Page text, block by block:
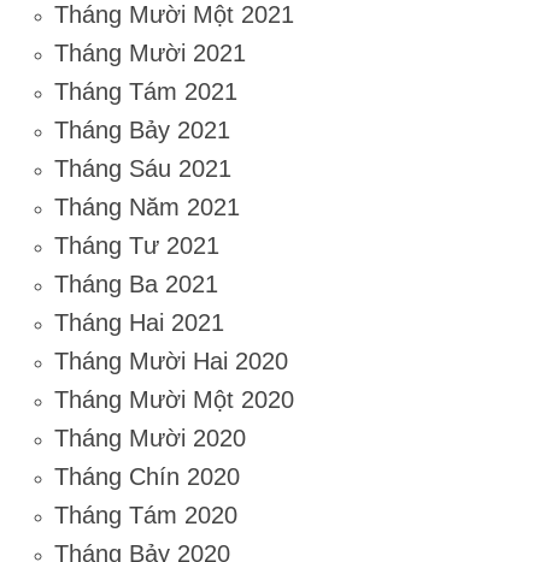
Tháng Mười Một 2021
Tháng Mười 2021
Tháng Tám 2021
Tháng Bảy 2021
Tháng Sáu 2021
Tháng Năm 2021
Tháng Tư 2021
Tháng Ba 2021
Tháng Hai 2021
Tháng Mười Hai 2020
Tháng Mười Một 2020
Tháng Mười 2020
Tháng Chín 2020
Tháng Tám 2020
Tháng Bảy 2020